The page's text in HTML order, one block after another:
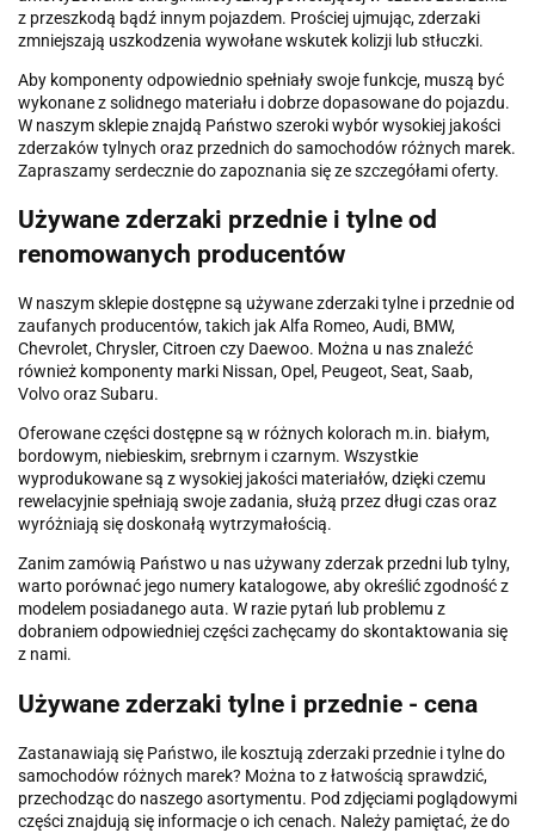
z przeszkodą bądź innym pojazdem. Prościej ujmując, zderzaki
zmniejszają uszkodzenia wywołane wskutek kolizji lub stłuczki.
Aby komponenty odpowiednio spełniały swoje funkcje, muszą być
wykonane z solidnego materiału i dobrze dopasowane do pojazdu.
W naszym sklepie znajdą Państwo szeroki wybór wysokiej jakości
zderzaków tylnych oraz przednich do samochodów różnych marek.
Zapraszamy serdecznie do zapoznania się ze szczegółami oferty.
Używane zderzaki przednie i tylne od
renomowanych producentów
W naszym sklepie dostępne są używane zderzaki tylne i przednie od
zaufanych producentów, takich jak Alfa Romeo, Audi, BMW,
Chevrolet, Chrysler, Citroen czy Daewoo. Można u nas znaleźć
również komponenty marki Nissan, Opel, Peugeot, Seat, Saab,
Volvo oraz Subaru.
Oferowane części dostępne są w różnych kolorach m.in. białym,
bordowym, niebieskim, srebrnym i czarnym. Wszystkie
wyprodukowane są z wysokiej jakości materiałów, dzięki czemu
rewelacyjnie spełniają swoje zadania, służą przez długi czas oraz
wyróżniają się doskonałą wytrzymałością.
Zanim zamówią Państwo u nas używany zderzak przedni lub tylny,
warto porównać jego numery katalogowe, aby określić zgodność z
modelem posiadanego auta. W razie pytań lub problemu z
dobraniem odpowiedniej części zachęcamy do skontaktowania się
z nami.
Używane zderzaki tylne i przednie - cena
Zastanawiają się Państwo, ile kosztują zderzaki przednie i tylne do
samochodów różnych marek? Można to z łatwością sprawdzić,
przechodząc do naszego asortymentu. Pod zdjęciami poglądowymi
części znajdują się informacje o ich cenach. Należy pamiętać, że do